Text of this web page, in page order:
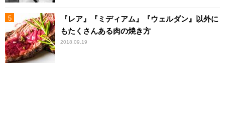
『レア』『ミディアム』『ウェルダン』以外に
もたくさんある肉の焼き方
2018.09.19